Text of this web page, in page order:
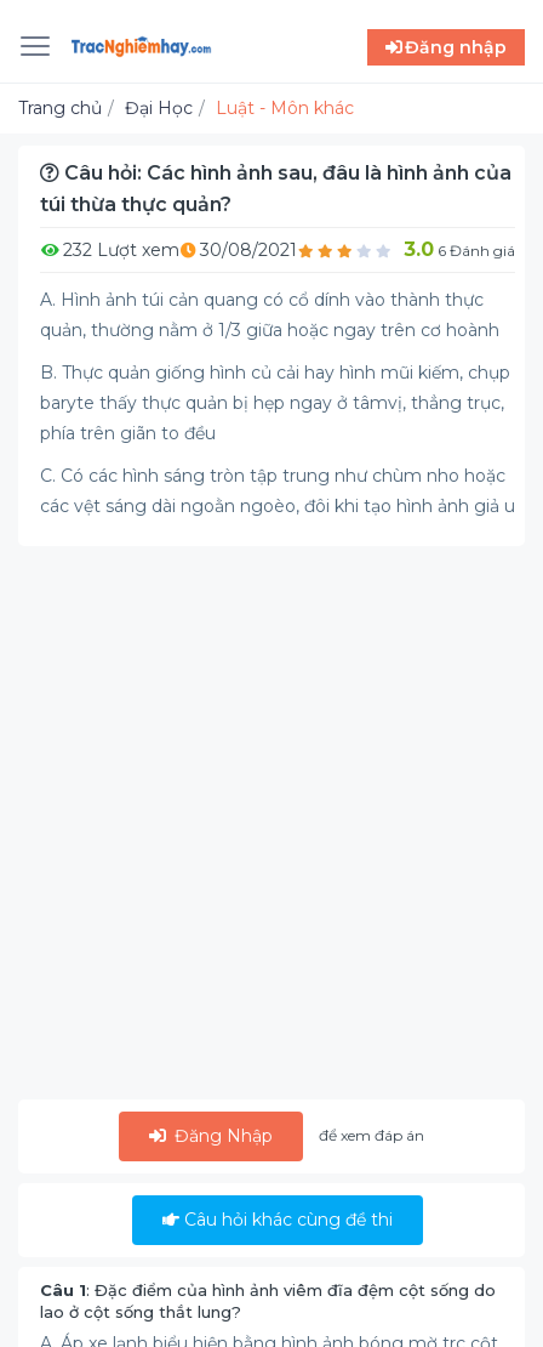
Đăng nhập
Trang chủ Đại Học Luật - Môn khác
Câu hỏi: Các hình ảnh sau, đâu là hình ảnh của
túi thừa thực quản?
232 Lượt xem 30/08/2021 3.06 Đánh giá
A. Hình ảnh túi cản quang có cổ dính vào thành thực
quản, thường nằm ở 1/3 giữa hoặc ngay trên cơ hoành
B. Thực quản giống hình củ cải hay hình mũi kiếm, chụp
baryte thấy thực quản bị hẹp ngay ở tâmvị, thẳng trục,
phía trên giãn to đều
C. Có các hình sáng tròn tập trung như chùm nho hoặc
các vệt sáng dài ngoằn ngoèo, đôi khi tạo hình ảnh giả u
Đăng Nhập để xem đáp án
Câu hỏi khác cùng đề thi
Câu 1: Đặc điểm của hình ảnh viêm đĩa đệm cột sống do
lao ở cột sống thắt lung?